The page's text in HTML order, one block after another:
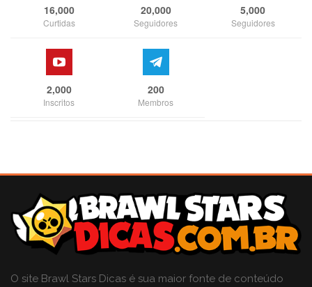
16,000
Curtidas
20,000
Seguidores
5,000
Seguidores
2,000
Inscritos
200
Membros
O site Brawl Stars Dicas é sua maior fonte de conteúdo